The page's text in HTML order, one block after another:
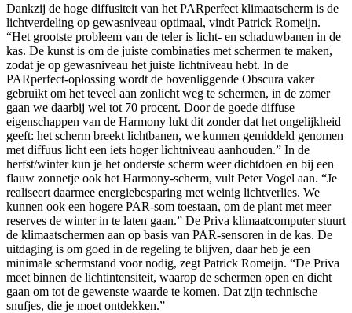
Dankzij de hoge diffusiteit van het PARperfect klimaatscherm is de
lichtverdeling op gewasniveau optimaal, vindt Patrick Romeijn.
“Het grootste probleem van de teler is licht- en schaduwbanen in de
kas. De kunst is om de juiste combinaties met schermen te maken,
zodat je op gewasniveau het juiste lichtniveau hebt. In de
PARperfect-oplossing wordt de bovenliggende Obscura vaker
gebruikt om het teveel aan zonlicht weg te schermen, in de zomer
gaan we daarbij wel tot 70 procent. Door de goede diffuse
eigenschappen van de Harmony lukt dit zonder dat het ongelijkheid
geeft: het scherm breekt lichtbanen, we kunnen gemiddeld genomen
met diffuus licht een iets hoger lichtniveau aanhouden.” In de
herfst/winter kun je het onderste scherm weer dichtdoen en bij een
flauw zonnetje ook het Harmony-scherm, vult Peter Vogel aan. “Je
realiseert daarmee energiebesparing met weinig lichtverlies. We
kunnen ook een hogere PAR-som toestaan, om de plant met meer
reserves de winter in te laten gaan.” De Priva klimaatcomputer stuurt
de klimaatschermen aan op basis van PAR-sensoren in de kas. De
uitdaging is om goed in de regeling te blijven, daar heb je een
minimale schermstand voor nodig, zegt Patrick Romeijn. “De Priva
meet binnen de lichtintensiteit, waarop de schermen open en dicht
gaan om tot de gewenste waarde te komen. Dat zijn technische
snufjes, die je moet ontdekken.”